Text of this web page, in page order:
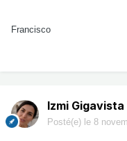
Francisco
Izmi Gigavista
Posté(e) le 8